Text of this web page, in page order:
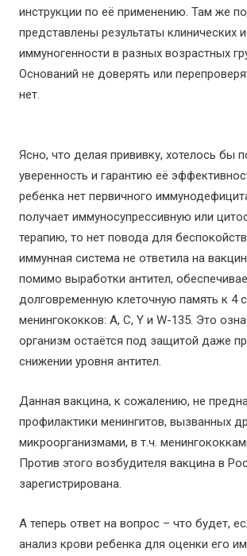
инструкции по её применению. Там же
представлены результаты клинических
иммуногенности в разных возрастных
Оснований не доверять или
нет.
Ясно, что делая прививку, хотелось бы
уверенность и гарантию её
ребенка нет первичного
получает иммуносупрессивную или
терапию, то нет повода для
иммунная система не ответила на
помимо выработки антител,
долговременную клеточную память к 4
менингококков: А, С, Y и W-135. Это
организм остаётся под защитой даже
снижении уровня антител.
Данная вакцина, к сожалению, не
профилактики менингитов, вызванных
микроорганизмами, в т.ч.
Против этого возбудителя вакцина в
зарегистрирована.
А теперь ответ на вопрос – что будет,
анализ крови ребенка для оценки его